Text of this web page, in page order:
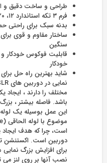
طراحی و ساخت دقیق و
فرم ۳ تکه استاندارد ۱۲، ۲۰ و ۳۶ میلیمتری
بدنه سبک برای راحتی
ساختار مقاوم و قوی
سنگین
قابلیت فوکوس خودکار و
خودکار
شاید بهترین راه حل
مختلف را دارند ، ایجاد
باشد. فاصله بیشتر ،
این عمل بوسیله یک
است، چرا که هدف
برای افزایش بزرگ نمایی